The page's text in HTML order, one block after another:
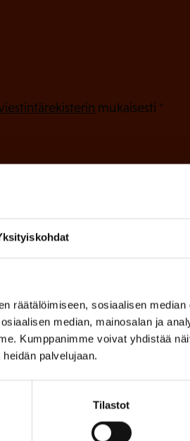
räätälöimiseen, sosiaalisen
median, mainosalan ja
Kumppanimme voivat yhdistää
palvelujaan.
Tilastot
mukaisesti *
k
n
)